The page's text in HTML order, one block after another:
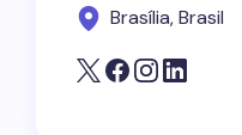
Brasília, Brasil